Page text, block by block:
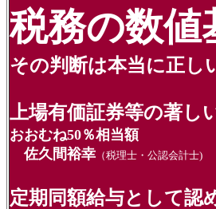
税務の数値
その判断は本当に正し
上場有価証券等の著し
おおむね50％相当額
佐久間裕幸 （税理士・公認会計士)
定期同額給与として認